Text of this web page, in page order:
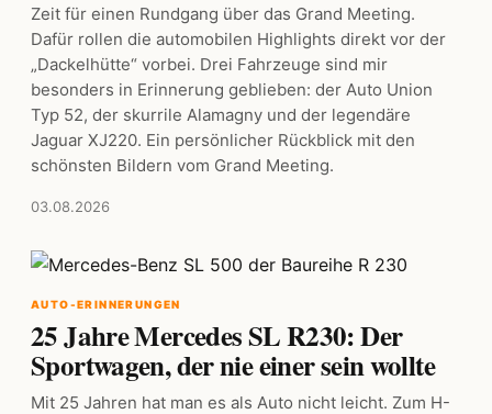
Zeit für einen Rundgang über das Grand Meeting.
Dafür rollen die automobilen Highlights direkt vor der
„Dackelhütte“ vorbei. Drei Fahrzeuge sind mir
besonders in Erinnerung geblieben: der Auto Union
Typ 52, der skurrile Alamagny und der legendäre
Jaguar XJ220. Ein persönlicher Rückblick mit den
schönsten Bildern vom Grand Meeting.
03.08.2026
AUTO-ERINNERUNGEN
25 Jahre Mercedes SL R230: Der
Sportwagen, der nie einer sein wollte
Mit 25 Jahren hat man es als Auto nicht leicht. Zum H-